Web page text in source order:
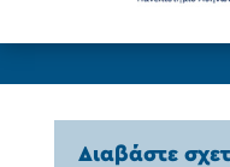
Διαβάστε